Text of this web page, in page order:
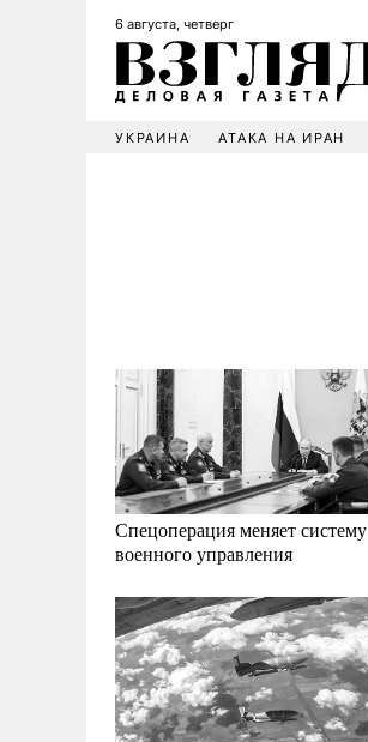
6 августа, четверг
УКРАИНА АТАКА НА ИРАН
Спецоперация меняет систему
военного управления